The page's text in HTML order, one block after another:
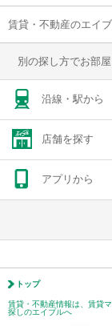
賃貸・不動産のエイ
別の探し方でお部
沿線・駅から
店舗を探す
アプリから
トップ
賃貸・不動産情報は、賃貸
探しのエイブルへ